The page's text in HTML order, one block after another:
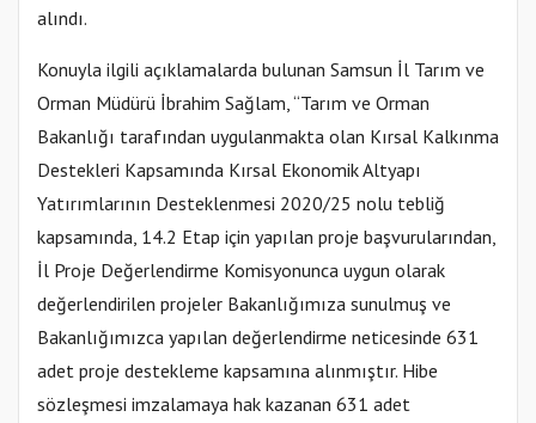
alındı.
Konuyla ilgili açıklamalarda bulunan Samsun İl Tarım ve
Orman Müdürü İbrahim Sağlam, “Tarım ve Orman
Bakanlığı tarafından uygulanmakta olan Kırsal Kalkınma
Destekleri Kapsamında Kırsal Ekonomik Altyapı
Yatırımlarının Desteklenmesi 2020/25 nolu tebliğ
kapsamında, 14.2 Etap için yapılan proje başvurularından,
İl Proje Değerlendirme Komisyonunca uygun olarak
değerlendirilen projeler Bakanlığımıza sunulmuş ve
Bakanlığımızca yapılan değerlendirme neticesinde 631
adet proje destekleme kapsamına alınmıştır. Hibe
sözleşmesi imzalamaya hak kazanan 631 adet